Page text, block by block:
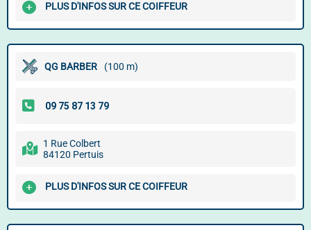
PLUS D'INFOS SUR CE COIFFEUR
QG BARBER (100 m)
1 Rue Colbert
84120 Pertuis
PLUS D'INFOS SUR CE COIFFEUR